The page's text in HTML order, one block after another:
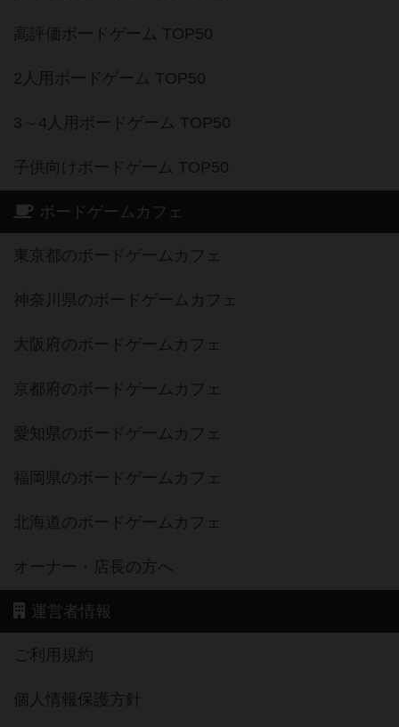
高評価ボードゲーム TOP50
2人用ボードゲーム TOP50
3～4人用ボードゲーム TOP50
子供向けボードゲーム TOP50
ボードゲームカフェ
東京都のボードゲームカフェ
神奈川県のボードゲームカフェ
大阪府のボードゲームカフェ
京都府のボードゲームカフェ
愛知県のボードゲームカフェ
福岡県のボードゲームカフェ
北海道のボードゲームカフェ
オーナー・店長の方へ
運営者情報
ご利用規約
個人情報保護方針